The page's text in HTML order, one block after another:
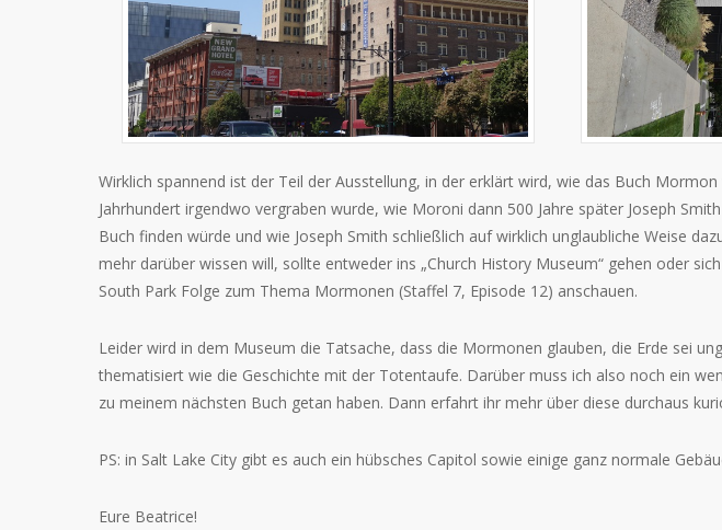
Wirklich spannend ist der Teil der Ausstellung, in der erklärt wird, wie das Buch
Jahrhundert irgendwo vergraben wurde, wie Moroni dann 500 Jahre später Joseph
Buch finden würde und wie Joseph Smith schließlich auf wirklich unglaubliche Weise
mehr darüber wissen will, sollte entweder ins „Church History Museum“ gehen oder
South Park Folge zum Thema Mormonen (Staffel 7, Episode 12) anschauen.
Leider wird in dem Museum die Tatsache, dass die Mormonen glauben, die Erde sei
thematisiert wie die Geschichte mit der Totentaufe. Darüber muss ich also noch ein
zu meinem nächsten Buch getan haben. Dann erfahrt ihr mehr über diese durchaus
PS: in Salt Lake City gibt es auch ein hübsches Capitol sowie einige ganz normale
Eure Beatrice!